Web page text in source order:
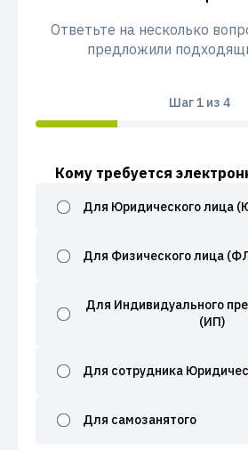
Ответьте на несколько
предложили
Шаг1из 4
Кому требуется
Для Юридического лица
Для Физического лица
Для Индивидуального
(ИП)
Для сотрудника
Для самозанятого